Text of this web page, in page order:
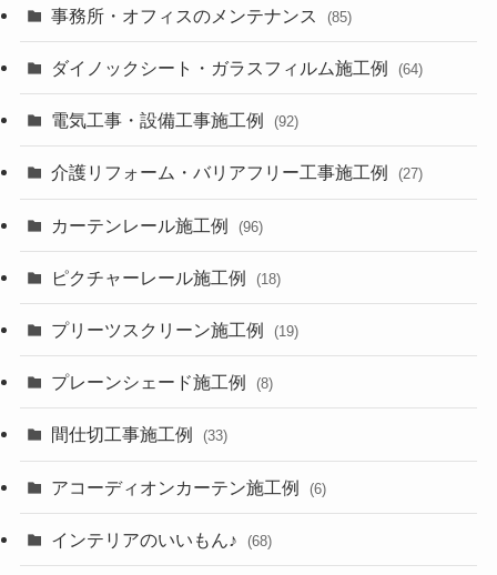
事務所・オフィスのメンテナンス (85)
ダイノックシート・ガラスフィルム施工例 (64)
電気工事・設備工事施工例 (92)
介護リフォーム・バリアフリー工事施工例 (27)
カーテンレール施工例 (96)
ピクチャーレール施工例 (18)
プリーツスクリーン施工例 (19)
プレーンシェード施工例 (8)
間仕切工事施工例 (33)
アコーディオンカーテン施工例 (6)
インテリアのいいもん♪ (68)